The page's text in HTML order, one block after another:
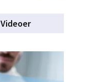
Videoer